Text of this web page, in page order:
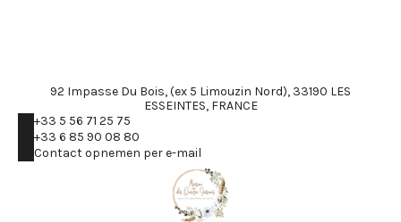
92 Impasse Du Bois, (ex 5 Limouzin Nord), 33190 LES
ESSEINTES, FRANCE
+33 5 56 71 25 75
+33 6 85 90 08 80
Contact opnemen per e-mail